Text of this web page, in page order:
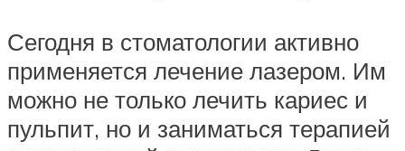
Сегодня в стоматологии активно
применяется лечение лазером. Им
можно не только лечить кариес и
пульпит, но и заниматься терапией